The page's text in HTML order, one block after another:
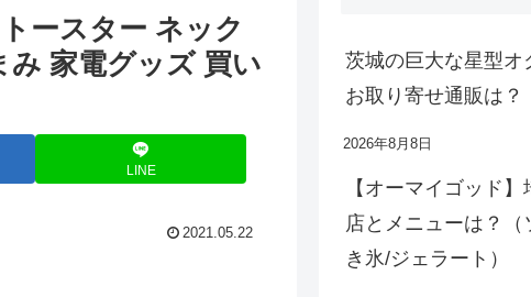
ースター ネック
み 家電グッズ 買い
LINE
2021.05.22
茨城の巨大な星型オ
お取り寄せ通販は？
2026年8月8日
【オーマイゴッド
店とメニューは？
き氷/ジェラート）